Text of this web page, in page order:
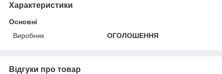
Характеристики
Основні
Виробник
ОГОЛОШЕННЯ
Відгуки про товар